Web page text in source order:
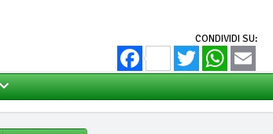
CONDIVIDI SU:
FacebookTwitter WhatsApp